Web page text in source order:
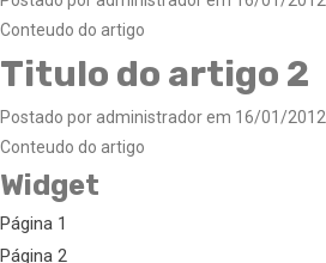
Conteudo do artigo
Titulo do artigo 2
Postado por administrador em 16/01/2012
Conteudo do artigo
Widget
Página 1
Página 2